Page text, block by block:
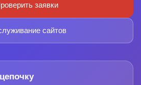
заявки
сайтов